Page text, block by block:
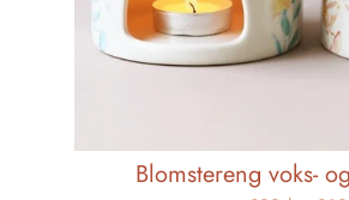
Blomstereng voks-